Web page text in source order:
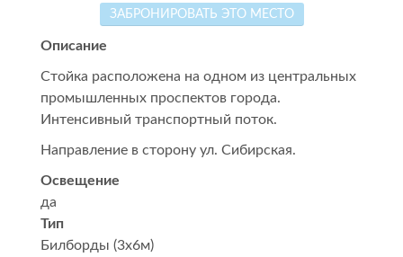
ЗАБРОНИРОВАТЬ ЭТО МЕСТО
Описание
Стойка расположена на одном из центральных
промышленных проспектов города.
Интенсивный транспортный поток.
Направление в cторону ул. Сибирская.
Освещение
да
Тип
Билборды (3x6м)